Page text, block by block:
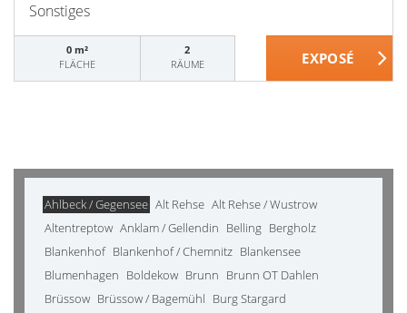
Sonstiges
0 m²
FLÄCHE
2
RÄUME
Ahlbeck / Gegensee Alt Rehse Alt Rehse / Wustrow
Altentreptow Anklam / Gellendin Belling Bergholz
Blankenhof Blankenhof / Chemnitz Blankensee
Blumenhagen Boldekow Brunn Brunn OT Dahlen
Brüssow Brüssow / Bagemühl Burg Stargard